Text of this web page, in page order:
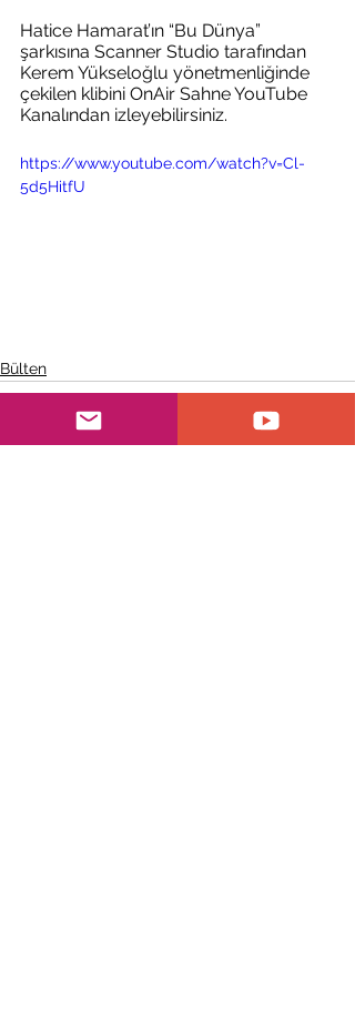
Hatice Hamarat’ın “Bu Dünya”
şarkısına Scanner Studio tarafından
Kerem Yükseloğlu yönetmenliğinde
çekilen klibini OnAir Sahne YouTube
Kanalından izleyebilirsiniz.
https://www.youtube.com/watch?v=Cl-
5d5HitfU
Bülten